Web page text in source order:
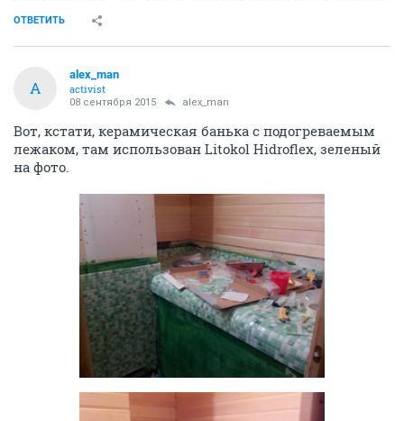
ОТВЕТИТЬ
A
alex_man
activist
08 сентября 2015 alex_man
Вот, кстати, керамическая банька с подогреваемым
лежаком, там использован Litokol Hidroflex, зеленый
на фото.